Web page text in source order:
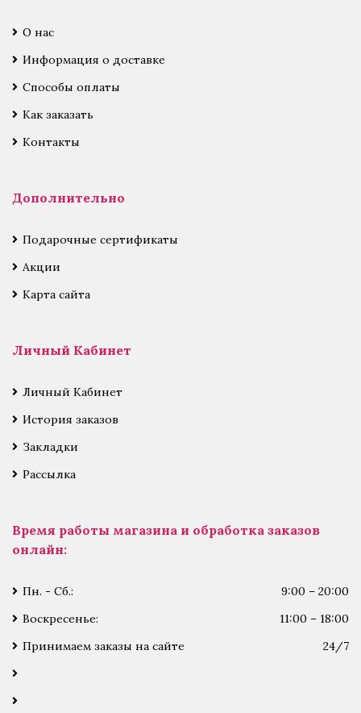
О нас
Информация о доставке
Способы оплаты
Как заказать
Контакты
Дополнительно
Подарочные сертификаты
Акции
Карта сайта
Личный Кабинет
Личный Кабинет
История заказов
Закладки
Рассылка
Время работы магазина и обработка заказов
онлайн:
Пн. - Сб.:
9:00 – 20:00
Воскресенье:
11:00 – 18:00
Принимаем заказы на сайте
24/7